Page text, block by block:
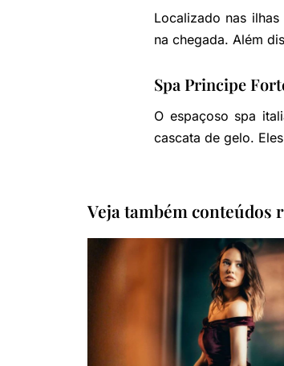
Localizado nas
na chegada. Além
Spa Principe
O espaçoso spa
cascata de gelo.
Veja também conteúdos